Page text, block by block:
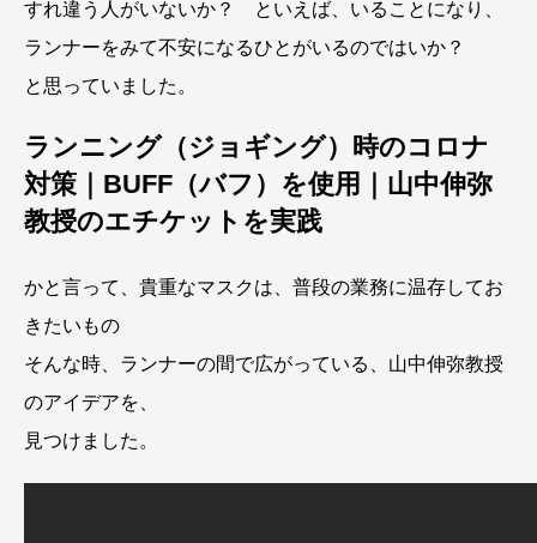
すれ違う人がいないか？ といえば、いることになり、
ランナーをみて不安になるひとがいるのではいか？
と思っていました。
ランニング（ジョギング）時のコロナ
対策｜BUFF（バフ）を使用｜山中伸弥
教授のエチケットを実践
かと言って、貴重なマスクは、普段の業務に温存してお
きたいもの
そんな時、ランナーの間で広がっている、山中伸弥教授
のアイデアを、
見つけました。